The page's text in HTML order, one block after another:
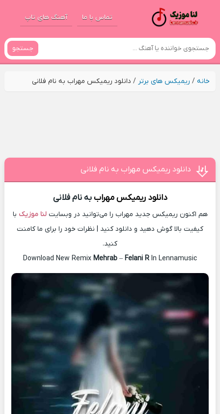
تماس با ما آهنگ های تاپ
جستجو
خانه/ ریمیکس های برتر / دانلود ریمیکس مهراب به نام فلانی
دانلود ریمیکس مهراب به نام فلانی
دانلود ریمیکس مهراببه نام فلانی
هم اکنون ریمیکس جدید مهراب را می‌توانید در وبسایتلنا موزیک با
کیفیت بالا گوش دهید و دانلود کنید | نظرات خود را برای ما کامنت
کنید.
Download New Remix Mehrab – Felani R In Lennamusic